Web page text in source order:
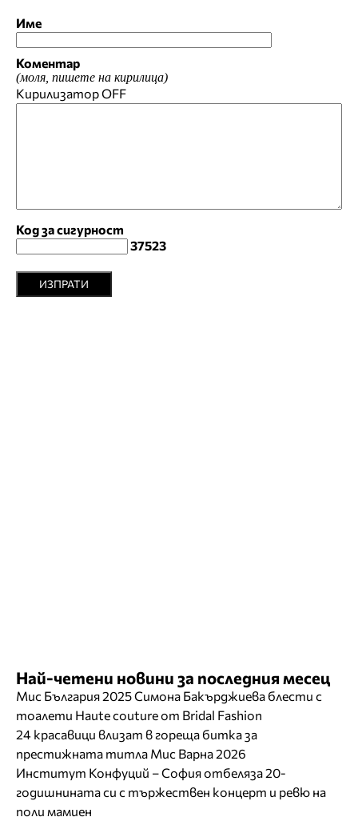
Име
Коментар
(моля, пишете на кирилица)
КирилизаторOFF
Код за сигурност
37523
ИЗПРАТИ
Най-четени новини за последния месец
Мис България 2025 Симона Бакърджиева блести с
тоалети Haute couture от Bridal Fashion
24 красавици влизат в гореща битка за
престижната титла Мис Варна 2026
Институт Конфуций – София отбеляза 20-
годишнината си с тържествен концерт и ревю на
поли мамиен